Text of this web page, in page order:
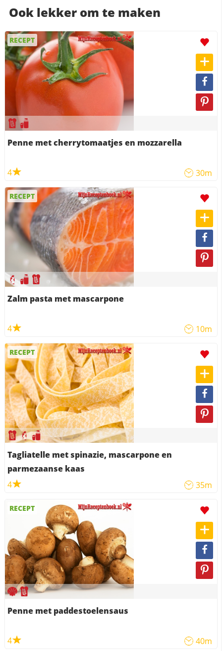
Ook lekker om te maken
RECEPT
Penne met cherrytomaatjes en mozzarella
4 30m
RECEPT
Zalm pasta met mascarpone
4 10m
RECEPT
Tagliatelle met spinazie, mascarpone en
parmezaanse kaas
4
35m
RECEPT
Penne met paddestoelensaus
4 40m